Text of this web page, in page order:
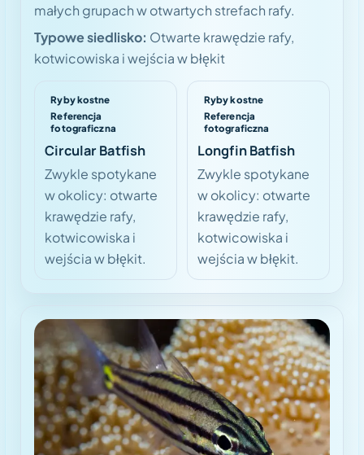
małych grupach w otwartych strefach rafy.
Typowe siedlisko: Otwarte krawędzie rafy,
kotwicowiska i wejścia w błękit
Ryby kostne
Referencja
fotograficzna
Circular Batfish
Zwykle spotykane
w okolicy: otwarte
krawędzie rafy,
kotwicowiska i
wejścia w błękit.
Ryby kostne
Referencja
fotograficzna
Longfin Batfish
Zwykle spotykane
w okolicy: otwarte
krawędzie rafy,
kotwicowiska i
wejścia w błękit.